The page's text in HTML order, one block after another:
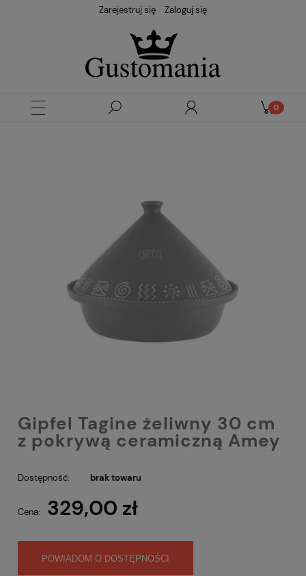
Zarejestruj się Zaloguj się
Gipfel Tagine żeliwny 30 cm
z pokrywą ceramiczną Amey
Dostępność: brak towaru
Cena: 329,00 zł
POWIADOM O DOSTĘPNOŚCI